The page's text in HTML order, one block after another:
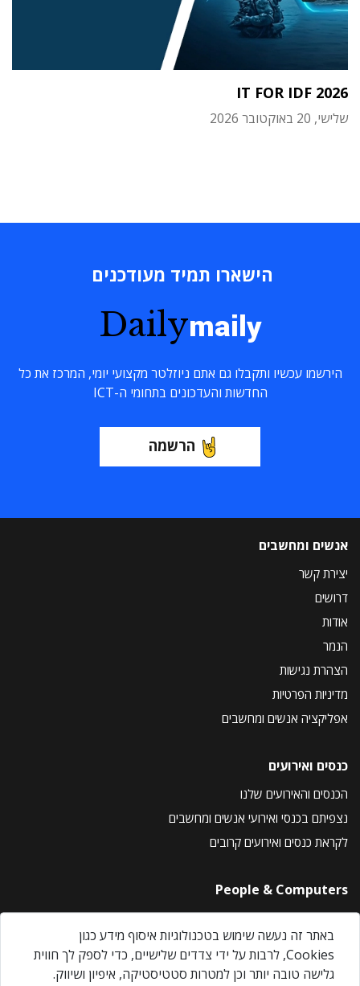
IT FOR IDF 2026
שלישי, 20 באוקטובר 2026
הישארו תמיד מעודכנים
Dailymaily
הירשמו עכשיו ותקבלו גם אתם ניוזלטר מקצועי יומי, המרכז את כל
החדשות והעדכונים בתחומי ה-ICT
הרשמה
אנשים ומחשבים
יצירת קשר
דרושים
אודות
הנמר
הצהרת נגישות
מדיניות הפרטיות
אפליקציה אנשים ומחשבים
כנסים ואירועים
הכנסים והאירועים שלנו
נצפיתם בכנסי ואירועי אנשים ומחשבים
לקראת כנסים ואירועים קרובים
People & Computers
About Us
Privacy Policy
Contact Us
באתר זה נעשה שימוש בטכנולוגיות איסוף מידע כגון
Cookies, לרבות על ידי צדדים שלישיים, כדי לספק לך חווית
גלישה טובה יותר וכן למטרות סטטיסטיקה, איפיון ושיווק.